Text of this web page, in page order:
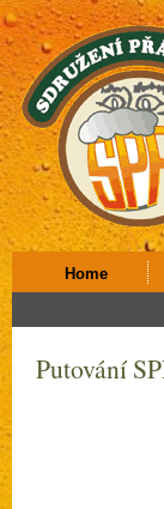
Home
Putování